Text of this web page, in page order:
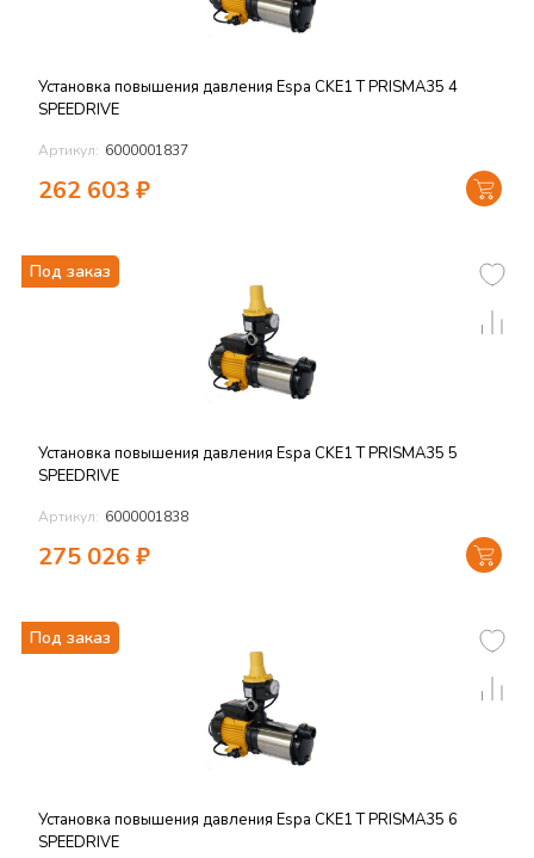
Установка повышения давления Espa CKE1 T PRISMA35 4
SPEEDRIVE
Артикул: 6000001837
262 603 ₽
Под заказ
Установка повышения давления Espa CKE1 T PRISMA35 5
SPEEDRIVE
Артикул: 6000001838
275 026 ₽
Под заказ
Установка повышения давления Espa CKE1 T PRISMA35 6
SPEEDRIVE